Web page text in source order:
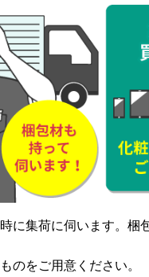
に集荷に伺います。梱
のをご用意ください。